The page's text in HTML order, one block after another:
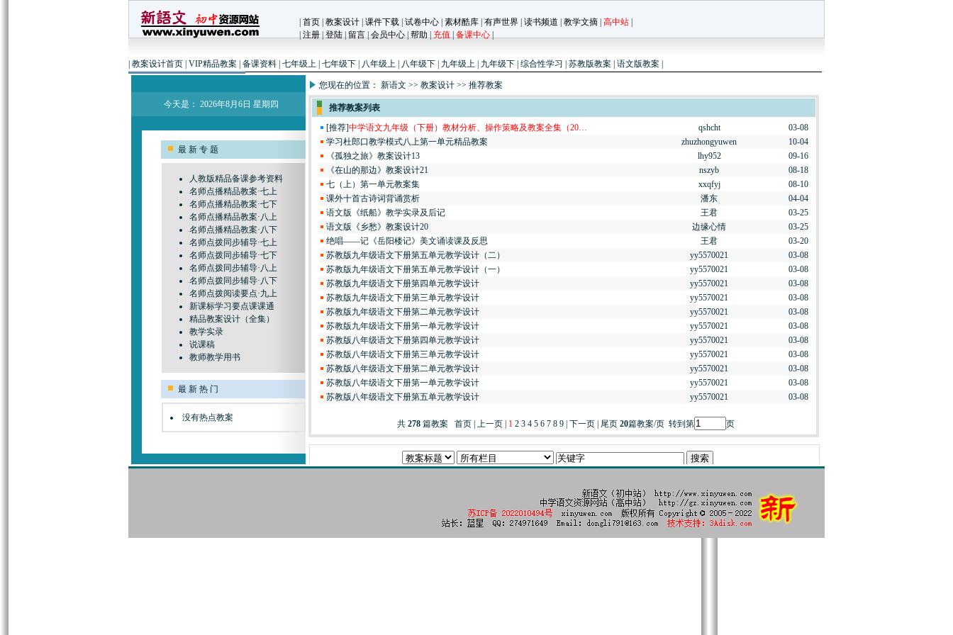
首页 教案设计 课件下载 试卷中心 素材酷库 有声世界 读书频道 教学文摘 高中站
注册 登陆 留言 会员中心 帮助 充值 备课中心
教案设计首页 VIP精品教案 备课资料 七年级上 七年级下 八年级上 八年级下 九年级上 九年级下 综合性学习 苏教版教案 语文版教案
今天是： 2026年8月6日 星期四
最 新 专 题
人教版精品备课参考资料
名师点播精品教案·七上
名师点播精品教案·七下
名师点播精品教案·八上
名师点播精品教案·八下
名师点拨同步辅导·七上
名师点拨同步辅导·七下
名师点拨同步辅导·八上
名师点拨同步辅导·八下
名师点拨阅读要点·九上
新课标学习要点课课通
精品教案设计（全集）
教学实录
说课稿
教师教学用书
最 新 热 门
没有热点教案
您现在的位置： 新语文 >> 教案设计 >> 推荐教案
推荐教案列表
[推荐]中学语文九年级（下册）教材分析、操作策略及教案全集（20… qshcht
03-08
学习杜郎口教学模式八上第一单元精品教案
zhuzhongyuwen
10-04
《孤独之旅》教案设计13
lhy952
09-16
《在山的那边》教案设计21
nszyb
08-18
七（上）第一单元教案集
xxqfyj
08-10
课外十首古诗词背诵赏析
潘东
04-04
语文版《纸船》教学实录及后记
王君
03-25
语文版《乡愁》教案设计20
边缘心情
03-25
绝唱——记《岳阳楼记》美文诵读课及反思
王君
03-20
苏教版九年级语文下册第五单元教学设计（二）
yy5570021
03-08
苏教版九年级语文下册第五单元教学设计（一）
yy5570021
03-08
苏教版九年级语文下册第四单元教学设计
yy5570021
03-08
苏教版九年级语文下册第三单元教学设计
yy5570021
03-08
苏教版九年级语文下册第二单元教学设计
yy5570021
03-08
苏教版九年级语文下册第一单元教学设计
yy5570021
03-08
苏教版八年级语文下册第四单元教学设计
yy5570021
03-08
苏教版八年级语文下册第三单元教学设计
yy5570021
03-08
苏教版八年级语文下册第二单元教学设计
yy5570021
03-08
苏教版八年级语文下册第一单元教学设计
yy5570021
03-08
苏教版八年级语文下册第五单元教学设计
yy5570021 03-08
共 278 篇教案 首页 | 上一页 | 1 2 3 4 5 6 7 8 9 下一页 尾页 20篇教案/页 转到第 页